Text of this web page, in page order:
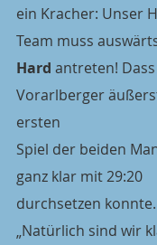
ein Kracher: Unser
Team muss
Hard antreten!
Vorarlberger
ersten
Spiel der beiden
ganz klar mit 29:20
durchsetzen konnte.
„Natürlich sind wir